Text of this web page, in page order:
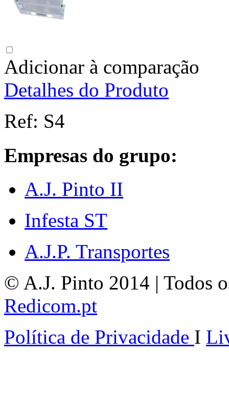
Adicionar à comparação
Detalhes do Produto
Ref: S4
Empresas do grupo:
A.J. Pinto II
Infesta ST
A.J.P. Transportes
© A.J. Pinto 2014 | Todos
Redicom.pt
Política de Privacidade I